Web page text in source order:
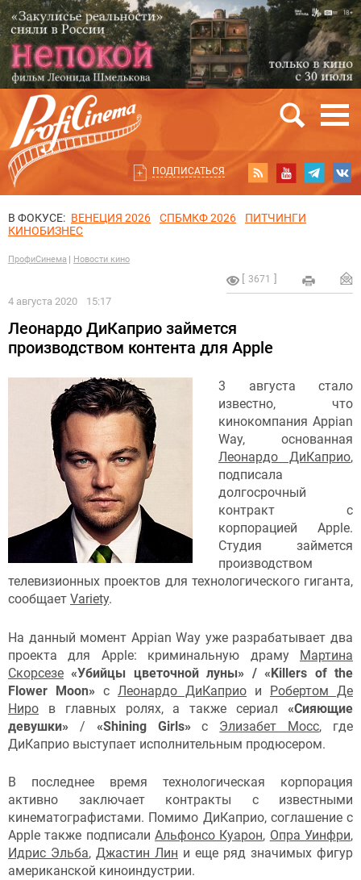
ПОДПИСАТЬСЯ
В ФОКУСЕ: ВЕНЕЦИЯ 2026 СПБМКФ 2026
ПИТЧИНГИ
КИНОБИЗНЕС
ПрофиСинема Новости кино
3671
4 августа 2020 15:17
Леонардо ДиКаприо займется
производством контента для Apple
3 августа стало
известно, что
кинокомпания Appian
Way, основанная
Леонардо ДиКаприо,
подписала
долгосрочный
контракт с
корпорацией Apple.
Студия займется
производством
телевизионных проектов для технологического гиганта,
сообщает Variety.
На данный момент Appian Way уже разрабатывает два
проекта для Apple: криминальную драму Мартина
Скорсезе «Убийцы цветочной луны» / «Killers of the
Flower Moon» с Леонардо ДиКаприо и Робертом Де
Ниро в главных ролях, а также сериал «Сияющие
девушки» / «Shining Girls» с Элизабет Мосс, где
ДиКаприо выступает исполнительным продюсером.
В последнее время технологическая корпорация
активно заключает контракты с известными
кинематографистами. Помимо ДиКаприо, соглашение с
Apple также подписали Альфонсо Куарон, Опра Уинфри,
Идрис Эльба, Джастин Лин и еще ряд значимых фигур
американской киноиндустрии.